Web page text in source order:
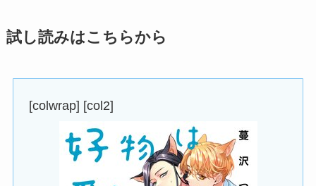
試し読みはこちらから
[colwrap] [col2]